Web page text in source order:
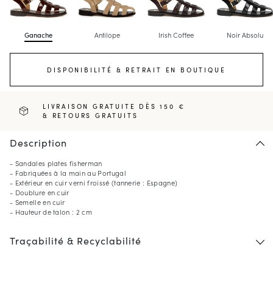
Ganache Antilope Irish Coffee Noir Absolu
DISPONIBILITÉ & RETRAIT EN BOUTIQUE
LIVRAISON GRATUITE DÈS 150 €
& RETOURS GRATUITS
Description
- Sandales plates fisherman
- Fabriquées à la main au Portugal
- Extérieur en cuir verni froissé (tannerie : Espagne)
- Doublure en cuir
- Semelle en cuir
- Hauteur de talon : 2 cm
Traçabilité & Recyclabilité